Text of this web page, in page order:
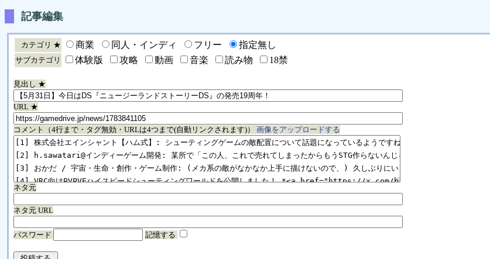
記事編集
カテゴリ ★ 商業 同人・インディ フリー 指定無し
サブカテゴリ 体験版 攻略 動画 音楽 読み物 18禁
見出し ★
URL ★
コメント（4行まで・タグ無効・URLは4つまで(自動リンクされます)） 画像をアップロードする
ネタ元
ネタ元 URL
パスワード 記憶する